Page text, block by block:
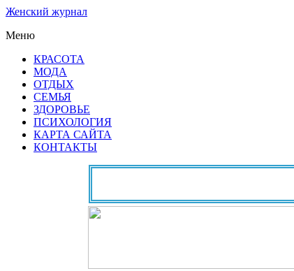
Женский журнал
Меню
КРАСОТА
МОДА
ОТДЫХ
СЕМЬЯ
ЗДОРОВЬЕ
ПСИХОЛОГИЯ
КАРТА САЙТА
КОНТАКТЫ